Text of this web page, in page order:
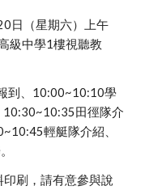
日（星期六）上午
級中學1樓視聽教
到、10:00~10:10學
田徑隊介
輕艇隊介紹、
刷，請有意參與說